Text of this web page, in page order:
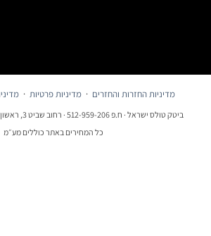
מדיניות החזרות והחזרים ·מדיניות פרטיות·מדיניות
ביטק טולס ישראל · ח.פ 512-959-206 · רחוב שביט 3, ראשון לציון · טל׳ 03-544-4144
כל המחירים באתר כוללים מע״מ